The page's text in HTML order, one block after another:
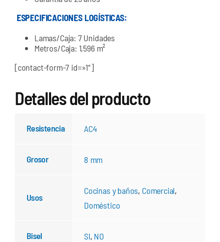
ESPECIFICACIONES LOGÍSTICAS:
Lamas/Caja: 7 Unidades
Metros/Caja: 1,596 m²
[contact-form-7 id=»1″]
Detalles del producto
Resistencia AC4
Grosor 8 mm
Usos
Cocinas y baños, Comercial,
Doméstico
Bisel SI, NO